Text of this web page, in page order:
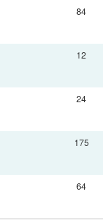
84
12
24
175
64